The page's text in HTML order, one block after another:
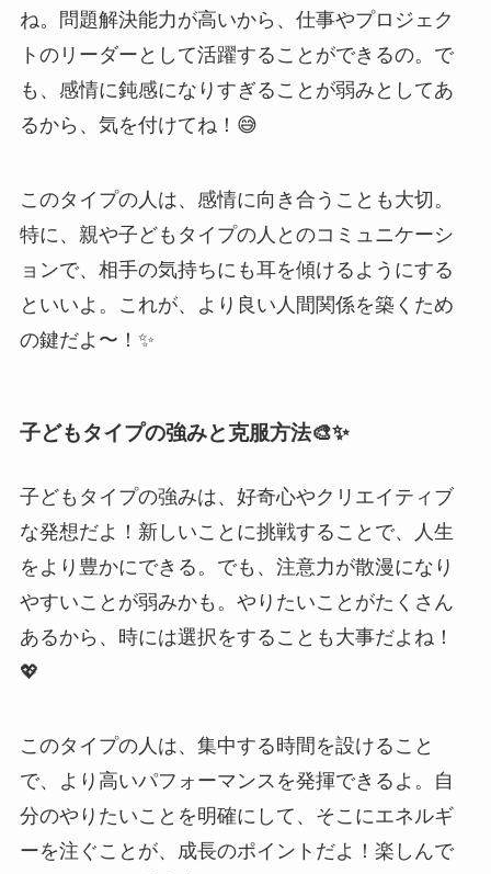
ね。問題解決能力が高いから、仕事やプロジェク
トのリーダーとして活躍することができるの。で
も、感情に鈍感になりすぎることが弱みとしてあ
るから、気を付けてね！😅
このタイプの人は、感情に向き合うことも大切。
特に、親や子どもタイプの人とのコミュニケーシ
ョンで、相手の気持ちにも耳を傾けるようにする
といいよ。これが、より良い人間関係を築くため
の鍵だよ〜！✨
子どもタイプの強みと克服方法🎨✨
子どもタイプの強みは、好奇心やクリエイティブ
な発想だよ！新しいことに挑戦することで、人生
をより豊かにできる。でも、注意力が散漫になり
やすいことが弱みかも。やりたいことがたくさん
あるから、時には選択をすることも大事だよね！
💖
このタイプの人は、集中する時間を設けること
で、より高いパフォーマンスを発揮できるよ。自
分のやりたいことを明確にして、そこにエネルギ
ーを注ぐことが、成長のポイントだよ！楽しんで